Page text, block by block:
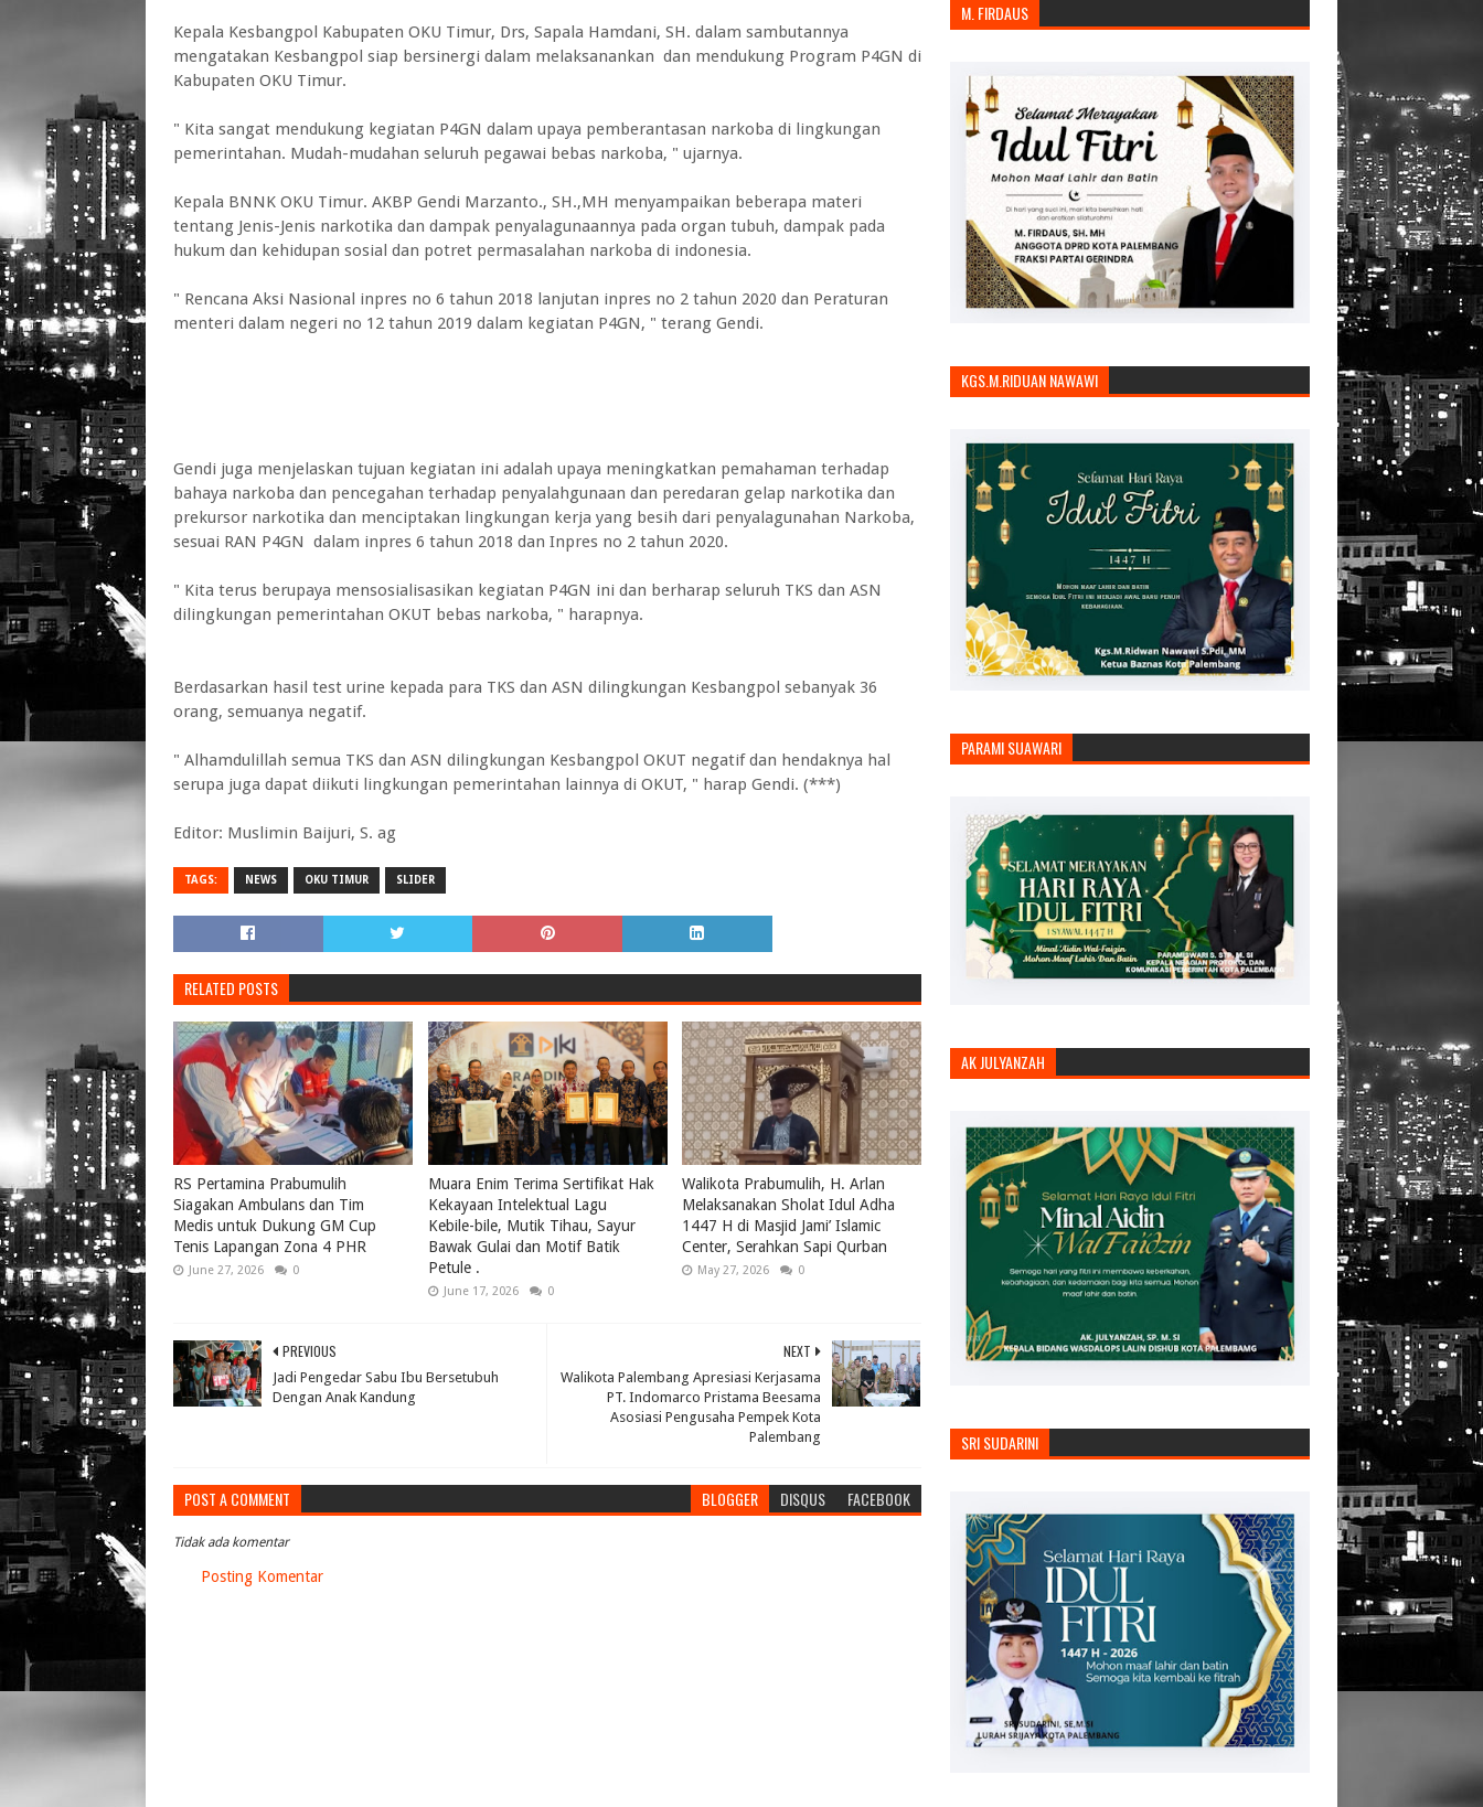
Kepala Kesbangpol Kabupaten OKU Timur, Drs, Sapala Hamdani, SH. dalam sambutannya
mengatakan Kesbangpol siap bersinergi dalam melaksanankan dan mendukung Program P4GN di
Kabupaten OKU Timur.
" Kita sangat mendukung kegiatan P4GN dalam upaya pemberantasan narkoba di lingkungan
pemerintahan. Mudah-mudahan seluruh pegawai bebas narkoba, " ujarnya.
Kepala BNNK OKU Timur. AKBP Gendi Marzanto., SH.,MH menyampaikan beberapa materi
tentang Jenis-Jenis narkotika dan dampak penyalagunaannya pada organ tubuh, dampak pada
hukum dan kehidupan sosial dan potret permasalahan narkoba di indonesia.
" Rencana Aksi Nasional inpres no 6 tahun 2018 lanjutan inpres no 2 tahun 2020 dan Peraturan
menteri dalam negeri no 12 tahun 2019 dalam kegiatan P4GN, " terang Gendi.
Gendi juga menjelaskan tujuan kegiatan ini adalah upaya meningkatkan pemahaman terhadap
bahaya narkoba dan pencegahan terhadap penyalahgunaan dan peredaran gelap narkotika dan
prekursor narkotika dan menciptakan lingkungan kerja yang besih dari penyalagunahan Narkoba,
sesuai RAN P4GN dalam inpres 6 tahun 2018 dan Inpres no 2 tahun 2020.
" Kita terus berupaya mensosialisasikan kegiatan P4GN ini dan berharap seluruh TKS dan ASN
dilingkungan pemerintahan OKUT bebas narkoba, " harapnya.
Berdasarkan hasil test urine kepada para TKS dan ASN dilingkungan Kesbangpol sebanyak 36
orang, semuanya negatif.
" Alhamdulillah semua TKS dan ASN dilingkungan Kesbangpol OKUT negatif dan hendaknya hal
serupa juga dapat diikuti lingkungan pemerintahan lainnya di OKUT, " harap Gendi. (***)
Editor: Muslimin Baijuri, S. ag
TAGS: NEWS OKU TIMUR SLIDER
RELATED POSTS
RS Pertamina Prabumulih
Siagakan Ambulans dan Tim
Medis untuk Dukung GM Cup
Tenis Lapangan Zona 4 PHR
June 27, 2026 0
Muara Enim Terima Sertifikat Hak
Kekayaan Intelektual Lagu
Kebile-bile, Mutik Tihau, Sayur
Bawak Gulai dan Motif Batik
Petule .
June 17, 2026 0
Walikota Prabumulih, H. Arlan
Melaksanakan Sholat Idul Adha
1447 H di Masjid Jami’ Islamic
Center, Serahkan Sapi Qurban
May 27, 2026 0
NEXT
Walikota Palembang Apresiasi Kerjasama
PT. Indomarco Pristama Beesama
Asosiasi Pengusaha Pempek Kota
Palembang
PREVIOUS
Jadi Pengedar Sabu Ibu Bersetubuh
Dengan Anak Kandung
POST A COMMENT BLOGGER DISQUS FACEBOOK
Tidak ada komentar
Posting Komentar
M. FIRDAUS
KGS.M.RIDUAN NAWAWI
PARAMI SUAWARI
AK JULYANZAH
SRI SUDARINI